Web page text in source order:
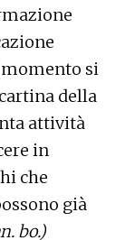
si
della
attività
in
che
già
bo.)